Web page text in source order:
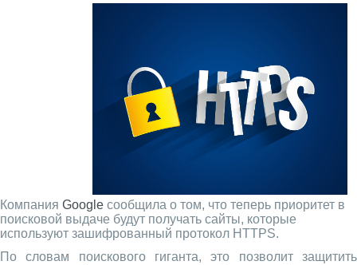
Компания Google сообщила о том, что теперь приоритет в
поисковой выдаче будут получать сайты, которые
используют зашифрованный протокол HTTPS.
По словам поискового гиганта, это позволит защитить